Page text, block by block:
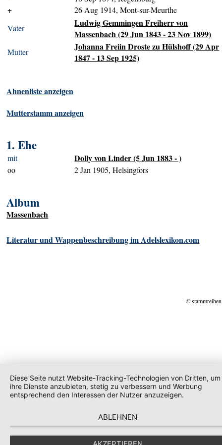
+
26 Aug 1914, Mont-sur-Meurthe
Vater
Ludwig Gemmingen Freiherr von
Massenbach (29 Jun 1843 - 23 Nov 1899)
Mutter
Johanna Freiin Droste zu Hülshoff (29 Apr
1847 - 13 Sep 1925)
Ahnenliste anzeigen
Mutterstamm anzeigen
1. Ehe
mit Dolly von Linder (5 Jun 1883 - )
oo 2 Jan 1905, Helsingfors
Album
Massenbach
Literatur und Wappenbeschreibung im Adelslexikon.com
©
Diese Seite nutzt Website-Tracking-Technologien von Dritten, um
ihre Dienste anzubieten, stetig zu verbessern und Werbung
entsprechend den Interessen der Nutzer anzuzeigen.
ABLEHNEN